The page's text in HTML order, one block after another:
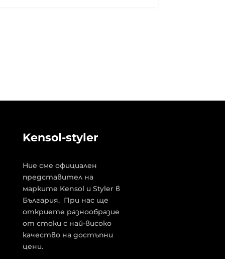
Kensol-styler
Ние сме официален
представител на
марките Kensol и Styler в
България. При нас ще
откриете разнообразие
от стоки с най-високо
качество на достъпни
цени.